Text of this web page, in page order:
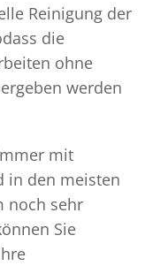
Reinigung der
die
ohne
werden
mit
in den meisten
noch sehr
Sie